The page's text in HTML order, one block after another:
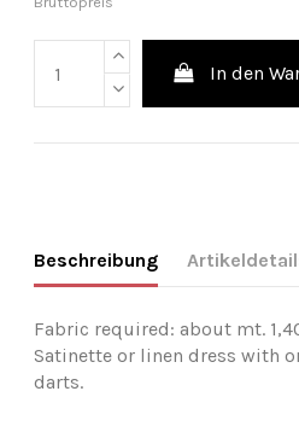
In den
Beschreibung
Fabric required: about mt.
Satinette or linen dress with
darts.